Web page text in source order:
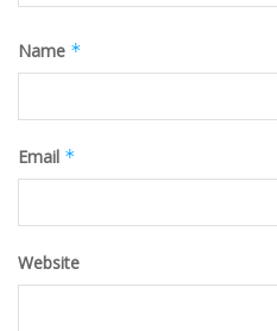
Name *
Email *
Website